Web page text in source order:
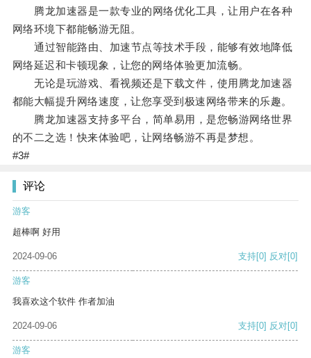
腾龙加速器是一款专业的网络优化工具，让用户在各种
网络环境下都能畅游无阻。
通过智能路由、加速节点等技术手段，能够有效地降低
网络延迟和卡顿现象，让您的网络体验更加流畅。
无论是玩游戏、看视频还是下载文件，使用腾龙加速器
都能大幅提升网络速度，让您享受到极速网络带来的乐趣。
腾龙加速器支持多平台，简单易用，是您畅游网络世界
的不二之选！快来体验吧，让网络畅游不再是梦想。
#3#
评论
游客
超棒啊 好用
2024-09-06 支持[0] 反对[0]
游客
我喜欢这个软件 作者加油
2024-09-06 支持[0] 反对[0]
游客